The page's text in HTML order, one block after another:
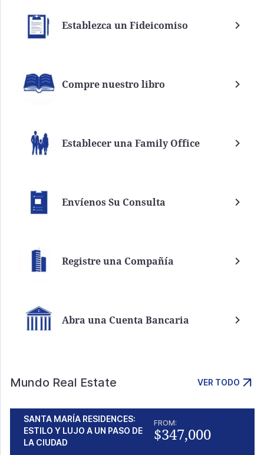
Establezca un Fideicomiso
Compre nuestro libro
Establecer una Family Office
Envíenos Su Consulta
Registre una Compañía
Abra una Cuenta Bancaria
Mundo Real Estate VER TODO
SANTA MARÍA RESIDENCES:
ESTILO Y LUJO A UN PASO DE
LA CIUDAD
FROM:
$347,000